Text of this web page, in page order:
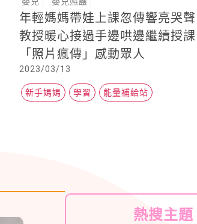
年輕媽媽帶娃上課忽傳響亮哭聲
教授暖心接過手邊哄邊繼續授課
「照片瘋傳」感動眾人
2023/03/13
新手媽媽 學習 能量補給站
熱搜主題